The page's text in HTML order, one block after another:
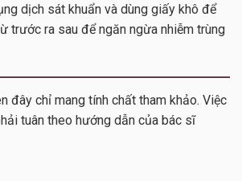
dịch sát khuẩn và dùng giấy khô để
trước ra sau để ngăn ngừa nhiễm trùng
đây chỉ mang tính chất tham khảo. Việc
tuân theo hướng dẫn của bác sĩ